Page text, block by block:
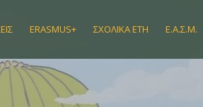
ERASMUS+ ΣΧΟΛΙΚΆ ΈΤΗ Ε.Α.Σ.Μ.